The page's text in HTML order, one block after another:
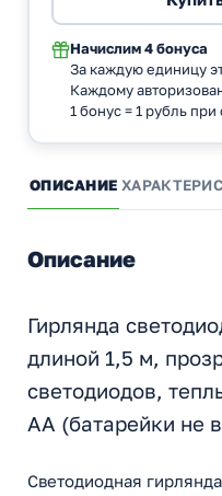
Начислим 4 бонуса
За каждую единицу
Каждому
1 бонус = 1 рубль
ОПИСАНИЕ
Описание
Гирлянда
длиной 1,5 м,
светодиодов,
АА (батарейки не
Светодиодная